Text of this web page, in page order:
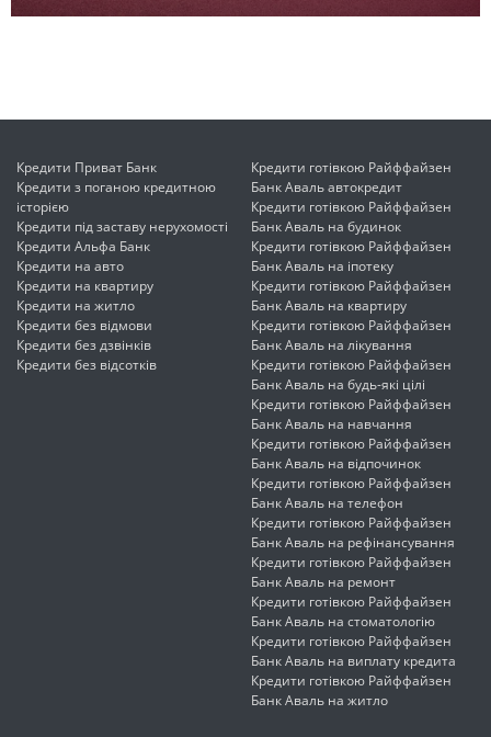
Кредити Приват Банк
Кредити з поганою кредитною
історією
Кредити під заставу нерухомості
Кредити Альфа Банк
Кредити на авто
Кредити на квартиру
Кредити на житло
Кредити без відмови
Кредити без дзвінків
Кредити без відсотків
Кредити готівкою Райффайзен
Банк Аваль автокредит
Кредити готівкою Райффайзен
Банк Аваль на будинок
Кредити готівкою Райффайзен
Банк Аваль на іпотеку
Кредити готівкою Райффайзен
Банк Аваль на квартиру
Кредити готівкою Райффайзен
Банк Аваль на лікування
Кредити готівкою Райффайзен
Банк Аваль на будь-які цілі
Кредити готівкою Райффайзен
Банк Аваль на навчання
Кредити готівкою Райффайзен
Банк Аваль на відпочинок
Кредити готівкою Райффайзен
Банк Аваль на телефон
Кредити готівкою Райффайзен
Банк Аваль на рефінансування
Кредити готівкою Райффайзен
Банк Аваль на ремонт
Кредити готівкою Райффайзен
Банк Аваль на стоматологію
Кредити готівкою Райффайзен
Банк Аваль на виплату кредита
Кредити готівкою Райффайзен
Банк Аваль на житло